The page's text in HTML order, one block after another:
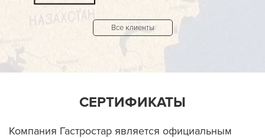
Все клиенты
СЕРТИФИКАТЫ
Компания Гастростар является официальным